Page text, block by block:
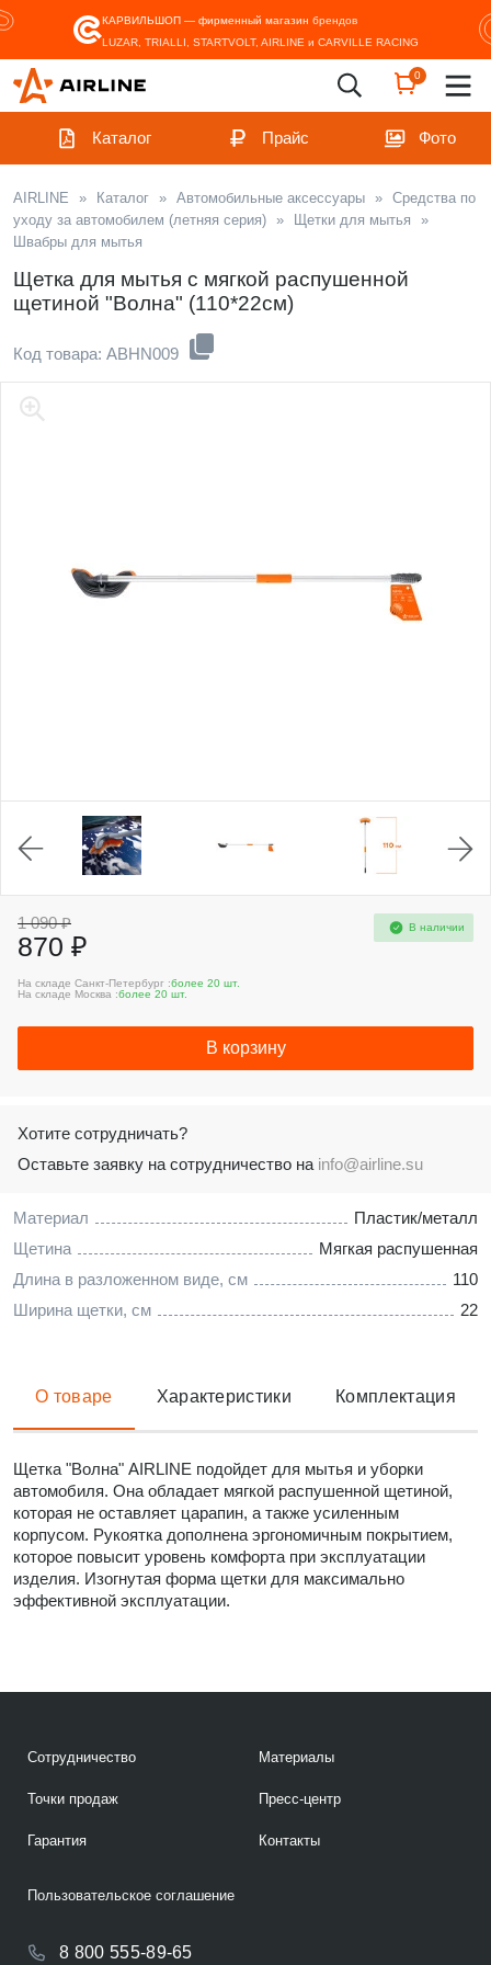
КАРВИЛЬШОП — фирменный магазин брендов
LUZAR, TRIALLI, STARTVOLT, AIRLINE и CARVILLE RACING
0
Каталог Прайс Фото
AIRLINE » Каталог » Автомобильные аксессуары » Средства по
уходу за автомобилем (летняя серия) » Щетки для мытья
»
Швабры для мытья
Щетка для мытья с мягкой распушенной
щетиной "Волна" (110*22см)
Код товара: ABHN009
Материал
Пластик/металл
Щетина
Мягкая распушенная
Длина в разложенном виде, см
110
Ширина щетки, см
22
1 090 ₽
870 ₽
В наличии
На складе Санкт-Петербург :более 20 шт.
На складе Москва :более 20 шт.
В корзину
Хотите сотрудничать?
Оставьте заявку на сотрудничество на info@airline.su
О товаре Характеристики Комплектация
Щетка "Волна" AIRLINE подойдет для мытья и уборки
автомобиля. Она обладает мягкой распушенной щетиной,
которая не оставляет царапин, а также усиленным
корпусом. Рукоятка дополнена эргономичным покрытием,
которое повысит уровень комфорта при эксплуатации
изделия. Изогнутая форма щетки для максимально
эффективной эксплуатации.
Сотрудничество
Точки продаж
Гарантия
Материалы
Пресс-центр
Контакты
8 800 555-89-65
Пользовательское соглашение